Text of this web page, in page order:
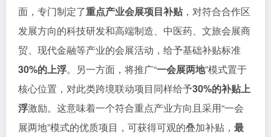
面，专门制定了重点产业会展项目补贴，对符合合作区
发展方向的科技研发和高端制造、中医药、文旅会展商
贸、现代金融等产业的会展活动，给予基础补贴标准
30%的上浮。另一方面，将推广“一会展两地”模式置于
核心位置，对此类跨境联动项目同样给予30%的补贴上
浮激励。这意味着一个符合重点产业方向且采用“一会
展两地”模式的优质项目，可获得可观的叠加补贴， 最